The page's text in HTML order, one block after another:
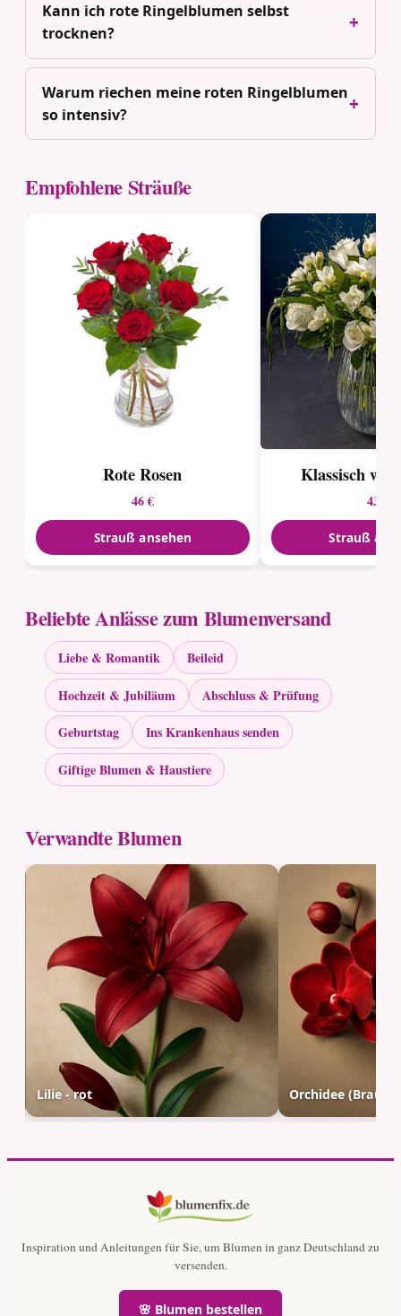
Kann ich rote Ringelblumen selbst
trocknen?
Warum riechen meine roten Ringelblumen
so intensiv?
Empfohlene Sträuße
Rote Rosen
46 €
Strauß ansehen
Klassisch
43 €
Strauß
Beliebte Anlässe zum Blumenversand
Liebe & Romantik
Beileid
Hochzeit & Jubiläum
Abschluss & Prüfung
Geburtstag
Ins Krankenhaus senden
Giftige Blumen & Haustiere
Verwandte Blumen
Lilie - rot Orchidee
Inspiration und Anleitungen für Sie, um Blumen in ganz Deutschland zu
versenden.
🌸 Blumen bestellen